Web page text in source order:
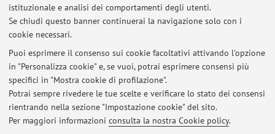
istituzionale e analisi dei comportamenti degli utenti.
Se chiudi questo banner continuerai la navigazione solo con i
cookie necessari.
Puoi esprimere il consenso sui cookie facoltativi attivando l'opzione
in "Personalizza cookie" e, se vuoi, potrai esprimere consensi più
specifici in "Mostra cookie di profilazione".
Potrai sempre rivedere le tue scelte e verificare lo stato dei consensi
rientrando nella sezione "Impostazione cookie" del sito.
Per maggiori informazioni consulta la nostra Cookie policy.
Ultimi avvisi
Al momento non sono presenti avvisi.
Area riservata